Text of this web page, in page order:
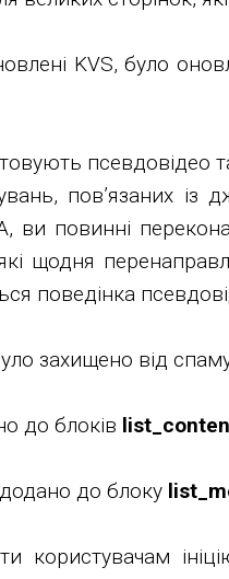
KVS, було
псевдовідео
пов’язаних
ви повинні
які щодня
поведінка
захищено від
до блоків
до блоку
користувачам